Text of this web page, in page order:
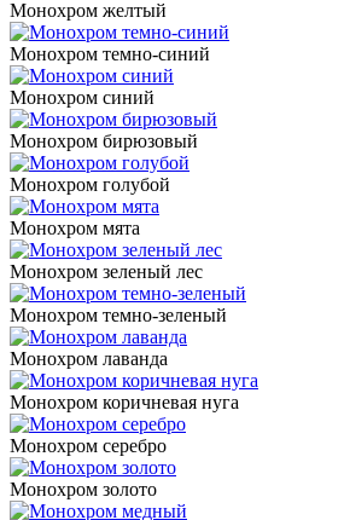
Монохром желтый
Монохром темно-синий
Монохром синий
Монохром бирюзовый
Монохром голубой
Монохром мята
Монохром зеленый лес
Монохром темно-зеленый
Монохром лаванда
Монохром коричневая нуга
Монохром серебро
Монохром золото